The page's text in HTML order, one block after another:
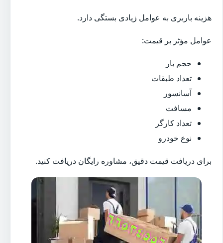
هزینه باربری به عوامل زیادی بستگی دارد.
عوامل مؤثر بر قیمت:
حجم بار
تعداد طبقات
آسانسور
مسافت
تعداد کارگر
نوع خودرو
برای دریافت قیمت دقیق، مشاوره رایگان دریافت کنید.